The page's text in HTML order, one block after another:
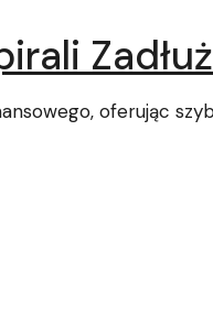
oferując